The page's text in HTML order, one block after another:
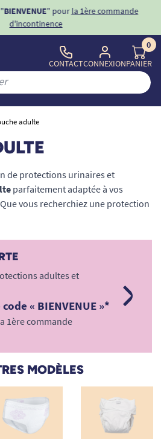
" pourla 1ère commande
d'incontinence
CONTACTCONNEXION
0
PANIER
adulte
de protections urinaires et
parfaitement adaptée à vos
vous recherchiez une protection
notre catalogue propose des
collaborons avec des marques
Seni, Silène) pour garantir
dignité et votre sécurité au
autonomie et votre sérénité avec
adultes et
« BIENVENUE »*
1ère commande
MODÈLES